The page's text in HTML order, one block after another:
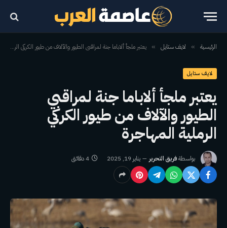
الرئيسية » لايف ستايل » يعتبر ملجأ ألاباما جنة لمراقبي الطيور والآلاف من طيور الكركي الرملية المهاجرة
لايف ستايل
يعتبر ملجأ ألاباما جنة لمراقبي
الطيور والآلاف من طيور الكركي
الرملية المهاجرة
بواسطةفريق التحرير يناير 19, 2025 4 دقائق